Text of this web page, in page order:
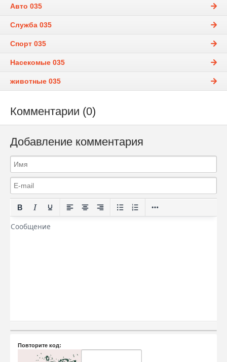
Авто 035
Служба 035
Спорт 035
Насекомые 035
животные 035
Комментарии (0)
Добавление комментария
Повторите код: